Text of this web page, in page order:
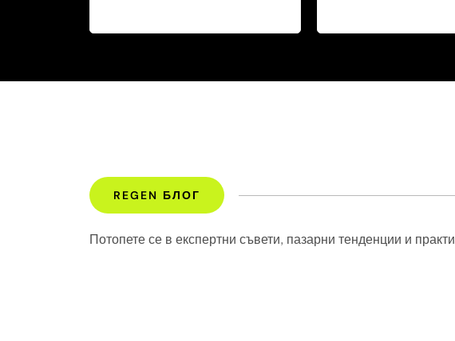
REGEN БЛОГ
Потопете се в експертни съвети, пазарни тенденции и